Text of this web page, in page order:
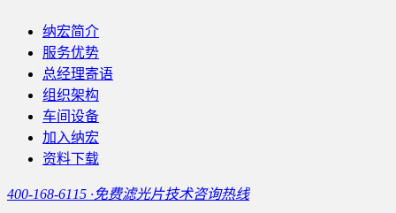
纳宏简介
服务优势
总经理寄语
组织架构
车间设备
加入纳宏
资料下载
400-168-6115 ·免费滤光片技术咨询热线